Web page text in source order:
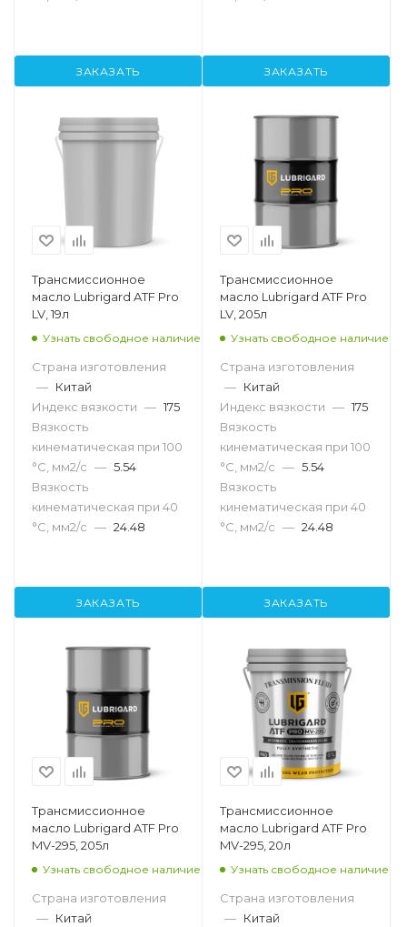
ЗАКАЗАТЬ ЗАКАЗАТЬ
Трансмиссионное
масло Lubrigard ATF Pro
LV, 19л
Узнать свободное наличие
Страна изготовления
— Китай
Индекс вязкости — 175
Вязкость
кинематическая при 100
°С, мм2/с — 5.54
Вязкость
кинематическая при 40
°С, мм2/с — 24.48
ЗАКАЗАТЬ
Трансмиссионное
масло Lubrigard ATF Pro
LV, 205л
Узнать свободное наличие
Страна изготовления
— Китай
Индекс вязкости — 175
Вязкость
кинематическая при 100
°С, мм2/с — 5.54
Вязкость
кинематическая при 40
°С, мм2/с — 24.48
ЗАКАЗАТЬ
Трансмиссионное
масло Lubrigard ATF Pro
MV-295, 205л
Узнать свободное наличие
Страна изготовления
— Китай
Трансмиссионное
масло Lubrigard ATF Pro
MV-295, 20л
Узнать свободное наличие
Страна изготовления
— Китай